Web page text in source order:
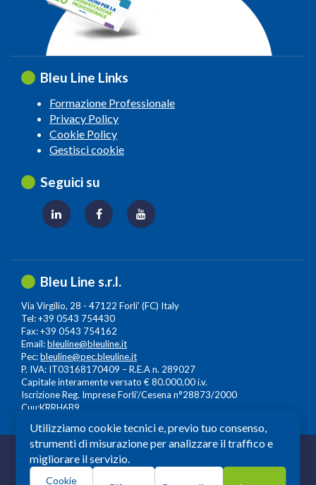
Bleu Line Links
Formazione Professionale
Privacy Policy
Cookie Policy
Gestisci cookie
Seguici su
Bleu Line s.r.l.
Via Virgilio, 28 - 47122 Forli’ (FC) Italy
Tel: +39 0543 754430
Fax: +39 0543 754162
Email:bleuline@bleuline.it
Pec:bleuline@pec.bleuline.it
P. IVA: IT03168170409 – R.E.A n. 289027
Capitale interamente versato € 80.000,00 i.v.
Iscrizione Reg. Imprese Forli’/Cesena n°28873/2000
Cuu:KRRH6B9
© 2026 Copyright: Bleuline s.r.l. - All Rights Reserved
Società a Socio Unico soggetta alla Direzione e
Utilizziamo cookie tecnici e, previo tuo consenso,
strumenti di misurazione per analizzare il traffico e
migliorare il servizio.
Cookie